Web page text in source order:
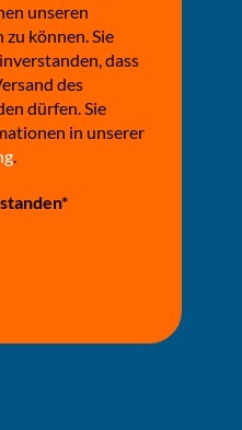
unseren
können. Sie
dass
des
dürfen. Sie
in unserer
.